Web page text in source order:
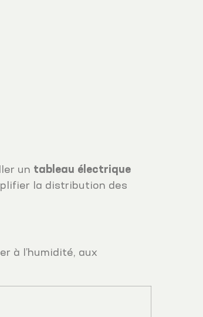
un tableau électrique
la distribution des
à l’humidité, aux